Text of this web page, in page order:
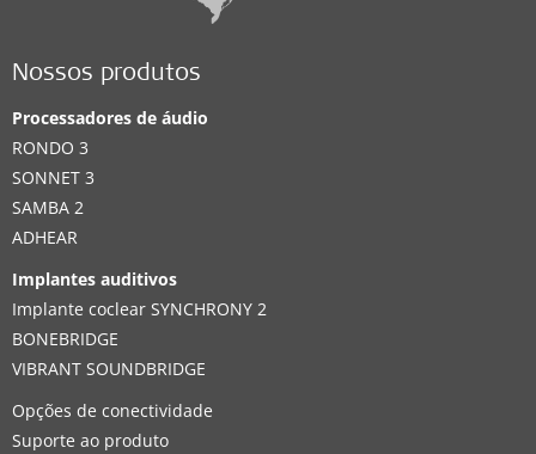
Nossos produtos
Processadores de áudio
RONDO 3
SONNET 3
SAMBA 2
ADHEAR
Implantes auditivos
Implante coclear SYNCHRONY 2
BONEBRIDGE
VIBRANT SOUNDBRIDGE
Opções de conectividade
Suporte ao produto